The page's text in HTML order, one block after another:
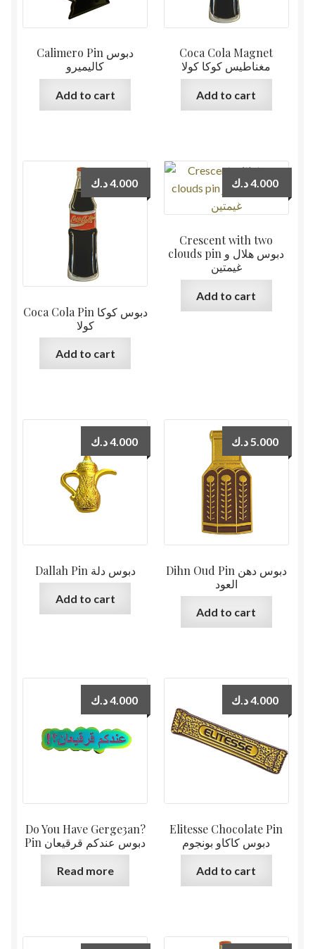
Calimero Pin دبوس
كاليميرو
Add to cart
Coca Cola Magnet
مغناطيس كوكا كولا
Add to cart
Coca Cola Pin دبوس كوكا
كولا
4.000د.ك
Add to cart
Crescent with two
clouds pin دبوس هلال و
غيمتين
4.000د.ك
Add to cart
Dallah Pin دبوس دلة
4.000د.ك
Add to cart
Dihn Oud Pin دبوس دهن
العود
5.000 د.ك
Add to cart
Do You Have Gerge3an?
Pin دبوس عندكم قرقيعان
4.000د.ك
Read more
Elitesse Chocolate Pin
دبوس كاكاو بونجوم
4.000د.ك
Add to cart